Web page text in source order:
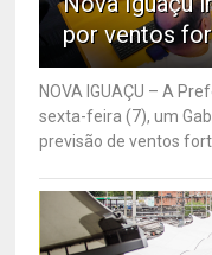
por ventos
NOVA IGUAÇU – A
sexta-feira (7), um
previsão de ventos